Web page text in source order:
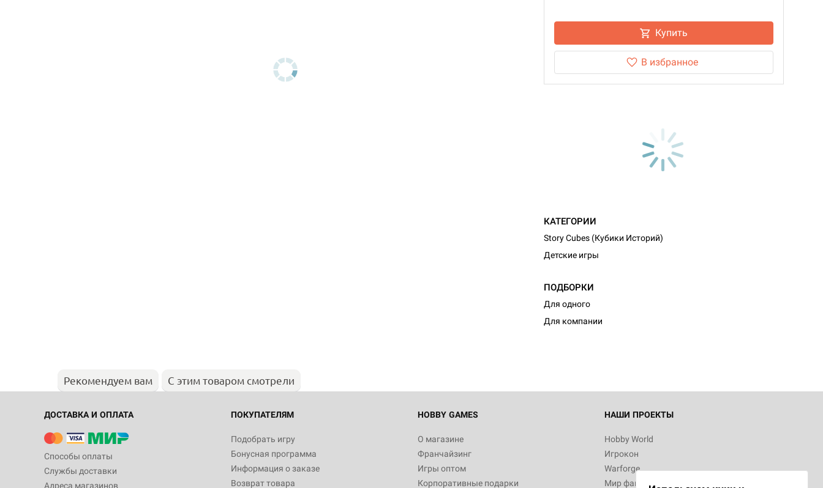
Купить
В избранное
КАТЕГОРИИ
Story Cubes (Кубики Историй)
Детские игры
ПОДБОРКИ
Для одного
Для компании
Рекомендуем вам С этим товаром смотрели
ДОСТАВКА И ОПЛАТА
Способы оплаты
Службы доставки
Адреса магазинов
ПОКУПАТЕЛЯМ
Подобрать игру
Бонусная программа
Информация о заказе
Возврат товара
HOBBY GAMES
О магазине
Франчайзинг
Игры оптом
Корпоративные подарки
НАШИ ПРОЕКТЫ
Hobby World
Игрокон
Warforge
Мир фантастики